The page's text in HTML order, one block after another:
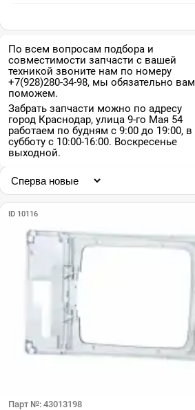
По всем вопросам подбора и
совместимости запчасти с вашей
техникой звоните нам по номеру
+7(928)280-34-98, мы обязательно вам
поможем.
Забрать запчасти можно по адресу
город Краснодар, улица 9-го Мая 54
работаем по будням с 9:00 до 19:00, в
субботу с 10:00-16:00. Воскресенье
выходной.
ID 10116
Парт №: 43013198